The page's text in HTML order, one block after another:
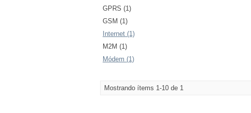
GPRS (1)
GSM (1)
Internet (1)
M2M (1)
Módem (1)
Mostrando ítems 1-10 de 1